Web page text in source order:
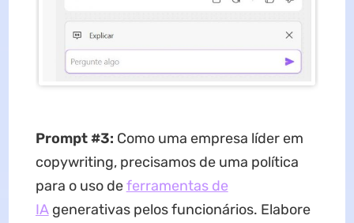
Prompt #3: Como uma empresa líder em
copywriting, precisamos de uma política
para o uso deferramentas de
IAgenerativas pelos funcionários. Elabore